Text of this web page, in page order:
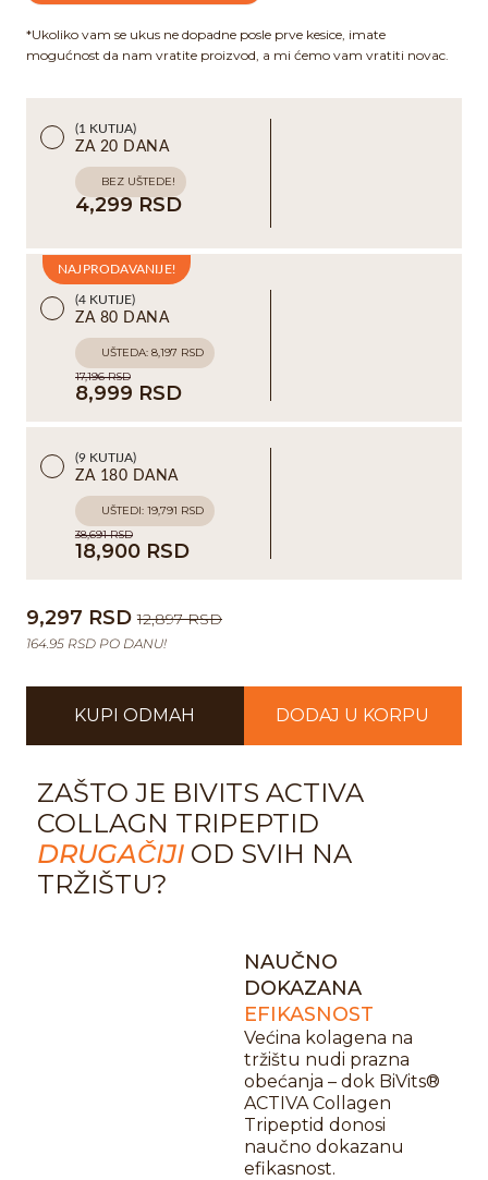
*Ukoliko vam se ukus ne dopadne posle prve kesice, imate
mogućnost da nam vratite proizvod, a mi ćemo vam vratiti novac.
(1 KUTIJA)
ZA 20 DANA
BEZ UŠTEDE!
4,299 RSD
NAJPRODAVANIJE!
(4 KUTIJE)
ZA 80 DANA
UŠTEDA: 8,197 RSD
17,196 RSD
8,999 RSD
(9 KUTIJA)
ZA 180 DANA
UŠTEDI: 19,791 RSD
38,691 RSD
18,900 RSD
9,297 RSD 12,897 RSD
164.95 RSD PO DANU!
KUPI ODMAH DODAJ U KORPU
ZAŠTO JE BIVITS ACTIVA
COLLAGN TRIPEPTID
DRUGAČIJI OD SVIH NA
TRŽIŠTU?
NAUČNO
DOKAZANA
EFIKASNOST
Većina kolagena na
tržištu nudi prazna
obećanja – dok BiVits®
ACTIVA Collagen
Tripeptid donosi
naučno dokazanu
efikasnost.